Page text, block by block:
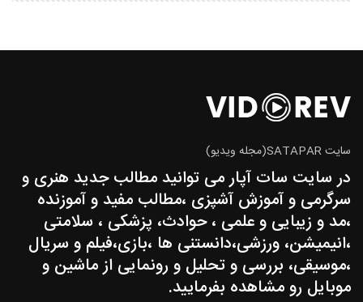
سایت SATAPAR(مجله ویدیو)
در سایت سات آپار می توانید مطالب جدید هنری و
سرگرمی و آموزش آشپزی ،مطالب مفید و آموزنده
،مد و زیبایی و علمی ، حوادث، پزشکی ، سلامتی
،انیمیشن، ورزشی،دانستنی ها ،بازی،فیلم و سریال
،موسیقی، بررسی و تحلیل و رونمایی از ماشین و
موبایل رو مشاهده بفرمایید.